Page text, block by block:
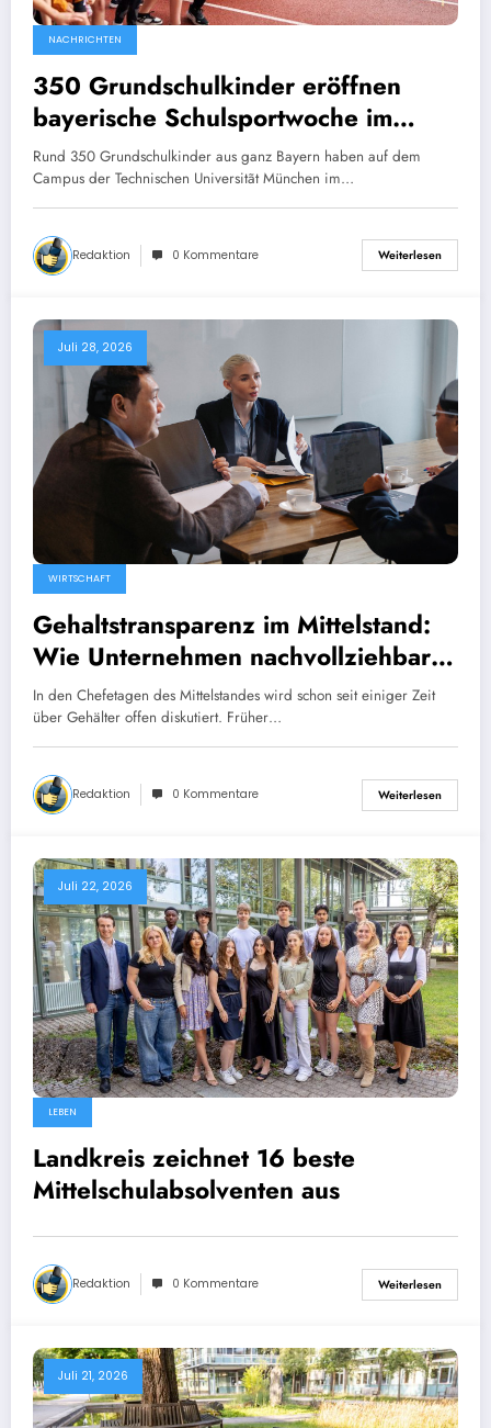
NACHRICHTEN
350 Grundschulkinder eröffnen
bayerische Schulsportwoche im
Olympiapark
Rund 350 Grundschulkinder aus ganz Bayern haben auf dem
Campus der Technischen Universitãt München im…
Redaktion 0 Kommentare Weiterlesen
Juli 28, 2026
WIRTSCHAFT
Gehaltstransparenz im Mittelstand:
Wie Unternehmen nachvollziehbare
Vergütungsmodelle schaffen
In den Chefetagen des Mittelstandes wird schon seit einiger Zeit
über Gehälter offen diskutiert. Früher…
Redaktion 0 Kommentare Weiterlesen
Juli 22, 2026
LEBEN
Landkreis zeichnet 16 beste
Mittelschulabsolventen aus
Redaktion 0 Kommentare Weiterlesen
Juli 21, 2026